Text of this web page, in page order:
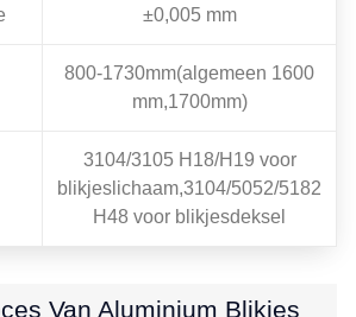
±0,005 mm
800-1730mm(algemeen 1600
mm,1700mm)
3104/3105 H18/H19 voor
blikjeslichaam,3104/5052/5182
H48 voor blikjesdeksel
Van Aluminium Blikjes